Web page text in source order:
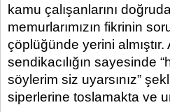
kamu çalışanlarını
memurlarımızın fikrinin
çöplüğünde yerini
sendikacılığın sayesinde
söylerim siz uyarsınız”
siperlerine toslamakta ve